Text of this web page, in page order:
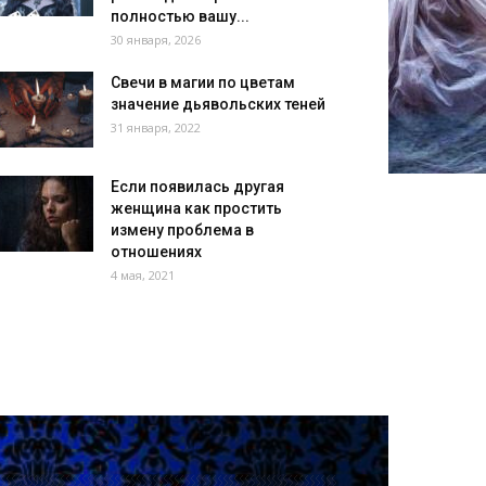
полностью вашу...
30 января, 2026
Свечи в магии по цветам
значение дьявольских теней
31 января, 2022
Если появилась другая
женщина как простить
измену проблема в
отношениях
4 мая, 2021